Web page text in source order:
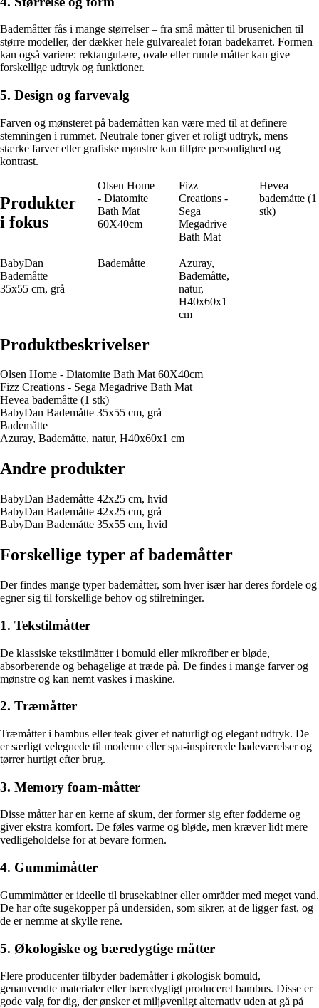
Bademåtter fås i mange størrelser – fra små måtter til brusenichen til
større modeller, der dækker hele gulvarealet foran badekarret. Formen
kan også variere: rektangulære, ovale eller runde måtter kan give
forskellige udtryk og funktioner.
5. Design og farvevalg
Farven og mønsteret på bademåtten kan være med til at definere
stemningen i rummet. Neutrale toner giver et roligt udtryk, mens
stærke farver eller grafiske mønstre kan tilføre personlighed og
kontrast.
Produkter
i fokus
Olsen Home
- Diatomite
Bath Mat
60X40cm
Fizz
Creations -
Sega
Megadrive
Bath Mat
Hevea
bademåtte (1
stk)
BabyDan
Bademåtte
35x55 cm, grå
Bademåtte
Azuray,
Bademåtte,
natur,
H40x60x1
cm
Produktbeskrivelser
Olsen Home - Diatomite Bath Mat 60X40cm
Fizz Creations - Sega Megadrive Bath Mat
Hevea bademåtte (1 stk)
BabyDan Bademåtte 35x55 cm, grå
Bademåtte
Azuray, Bademåtte, natur, H40x60x1 cm
Andre produkter
BabyDan Bademåtte 42x25 cm, hvid
BabyDan Bademåtte 42x25 cm, grå
BabyDan Bademåtte 35x55 cm, hvid
Forskellige typer af bademåtter
Der findes mange typer bademåtter, som hver især har deres fordele og
egner sig til forskellige behov og stilretninger.
1. Tekstilmåtter
De klassiske tekstilmåtter i bomuld eller mikrofiber er bløde,
absorberende og behagelige at træde på. De findes i mange farver og
mønstre og kan nemt vaskes i maskine.
2. Træmåtter
Træmåtter i bambus eller teak giver et naturligt og elegant udtryk. De
er særligt velegnede til moderne eller spa-inspirerede badeværelser og
tørrer hurtigt efter brug.
3. Memory foam-måtter
Disse måtter har en kerne af skum, der former sig efter fødderne og
giver ekstra komfort. De føles varme og bløde, men kræver lidt mere
vedligeholdelse for at bevare formen.
4. Gummimåtter
Gummimåtter er ideelle til brusekabiner eller områder med meget vand.
De har ofte sugekopper på undersiden, som sikrer, at de ligger fast, og
de er nemme at skylle rene.
5. Økologiske og bæredygtige måtter
Flere producenter tilbyder bademåtter i økologisk bomuld,
genanvendte materialer eller bæredygtigt produceret bambus. Disse er
gode valg for dig, der ønsker et miljøvenligt alternativ uden at gå på